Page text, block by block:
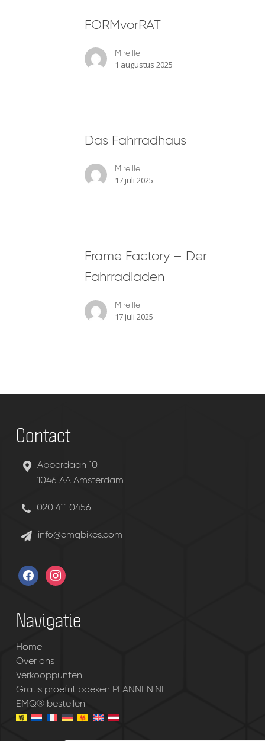
FORMvorRAT
Mireille
1 augustus 2025
Fahrradhaus
Das Fahrradhaus
Mireille
17 juli 2025
Factory
Fahrradladen
Frame Factory – Der
Fahrradladen
Mireille
17 juli 2025
Contact
Abberdaan 10
1046 AA Amsterdam
020 411 0456
info@emqbikes.com
facebookinstagram
Navigatie
Home
Over ons
Verkooppunten
Gratis proefrit boeken PLANNEN.NL
EMQ® bestellen